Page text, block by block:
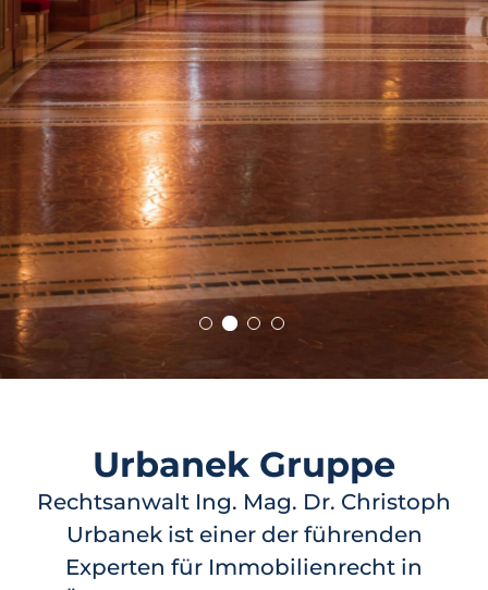
Hochkarätige
Investments in den
österreichischen
Urbanek Gruppe
Rechtsanwalt Ing. Mag. Dr. Christoph
Urbanek ist einer der führenden
Experten für Immobilienrecht in